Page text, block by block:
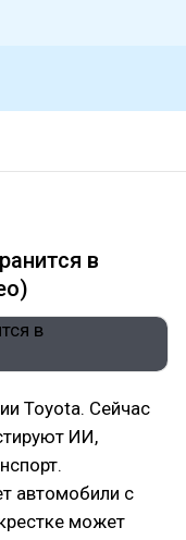
в
Toyota. Сейчас
ИИ,
автомобили с
может